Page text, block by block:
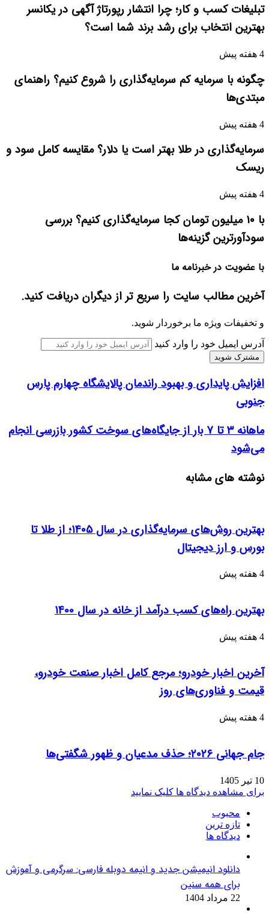
تبلیغات کسب و کار؛ چرا انتشار رپورتاژ آگهی در یکانسر
بهترین انتخاب برای رشد برند شما است؟
4 هفته پیش
چگونه با سرمایه کم سرمایه‌گذاری را شروع کنیم؟ راهنمای
مبتدی‌ها
4 هفته پیش
سرمایه‌گذاری در طلا بهتر است یا دلار؟ مقایسه کامل سود و
ریسک
4 هفته پیش
با ۱۰ میلیون تومان کجا سرمایه‌گذاری کنیم؟ بررسی
سودآورترین گزینه‌ها
با عضویت در خبرنامه ما
آخرین مطالب سایت را سریع تر از دیگران دریافت کنید.
و تخفیفات ویژه ما برخوردار شوید.
آدرس ایمیل خود را وارد کنید
افزایش پایداری و بهبود راندمان پالایشگاه چهارم پارس
جنوبی
ماهانه ۳ تا ۷ بار از جایگاه‌های سوخت کشور بازرسی انجام
می‌شود
نوشته های مشابه
بهترین روش‌های سرمایه‌گذاری در سال ۱۴۰۵؛ از طلا تا
بورس و ارز دیجیتال
4 هفته پیش
بهترین راه‌های کسب درآمد از خانه در سال ۱۴00
4 هفته پیش
آخرین اخبار خودرو؛ مرجع کامل اخبار صنعت خودرو،
قیمت و فناوری‌های روز
4 هفته پیش
جام جهانی ۲۰۲۶؛ حذف مدعیان و ظهور شگفتی‌ها
10 تیر 1405
برای مشاهده دیدگاه ها کلیک نمایید
محبوب
تازه ترین
دیدگاه ها
دانلود انیمیشن جدید و انیمه دوبله فارسی: سرگرمی و آموزش
برای همه سنین
22 مرداد 1404